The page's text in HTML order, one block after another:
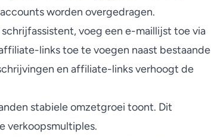
worden overgedragen.
voeg een e-maillijst toe via
links toe te voegen naast bestaande
en affiliate-links verhoogt de
stabiele omzetgroei toont. Dit
verkoopsmultiples.